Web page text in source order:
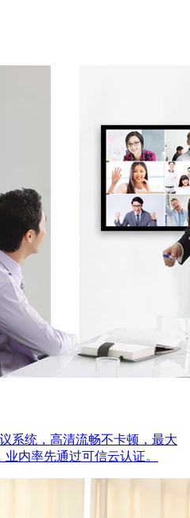
系统，高清流畅不卡顿，最大
内率先通过可信云认证。